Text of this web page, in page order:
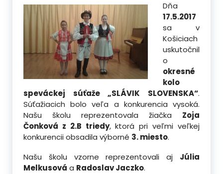
Dňa
17.5.2017
sa v
Košiciach
uskutočnil
o
okresné
kolo
speváckej súťaže „SLÁVIK SLOVENSKA“.
Súťažiacich bolo veľa a konkurencia vysoká.
Našu školu reprezentovala žiačka Zoja
Čonková z 2.B triedy,ktorá pri veľmi veľkej
konkurencii obsadila výborné 3. miesto.
Našu školu vzorne reprezentovali aj Júlia
Melkusová a Radoslav Jaczko.